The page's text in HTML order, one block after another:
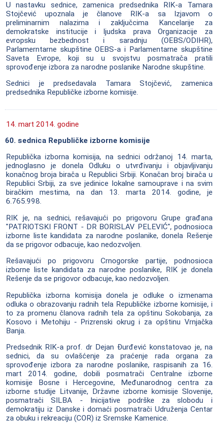
U nastavku sednice, zamenica predsednika RIK-a Tamara
Stojčević upoznala je članove RIK-a sa Izjavom o
preliminarnim nalazima i zaključcima Kancelarije za
demokratske institucije i ljudska prava Organizacije za
evropsku bezbednost i saradnju (OEBS/ODIHR),
Parlamerntarne skupštine OEBS-a i Parlamentarne skupštine
Saveta Evrope, koji su u svojstvu posmatrača pratili
sprovođenje izbora za narodne poslanike Narodne skupštine.
Sednici je predsedavala Tamara Stojčević, zamenica
predsednika Republičke izborne komisije.
14. mart 2014. godine
60. sednica Republičke izborne komisije
Republička izborna komisija, na sednici održanoj 14. marta,
jednoglasno je donela Odluku o utvrđivanju i objavljivanju
konačnog broja birača u Republici Srbiji. Konačan broj birača u
Republici Srbiji, za sve jedinice lokalne samouprave i na svim
biračkim mestima, na dan 13. marta 2014. godine, je
6.765.998.
RIK je, na sednici, rešavajući po prigovoru Grupe građana
"PATRIOTSKI FRONT - DR BORISLAV PELEVIĆ", podnosioca
izborne liste kandidata za narodne poslanike, donela Rešenje
da se prigovor odbacuje, kao nedozvoljen.
Rešavajući po prigovoru Crnogorske partije, podnosioca
izborne liste kandidata za narodne poslanike, RIK je donela
Rešenje da se prigovor odbacuje, kao nedozvoljen.
Republička izborna komisija donela je odluke o izmenama
odluka o obrazovanju radnih tela Republičke izborne komisije, i
to za promenu članova radnih tela za opštinu Sokobanja, za
Kosovo i Metohiju - Prizrenski okrug i za opštinu Vrnjačka
Banja.
Predsednik RIK-a prof. dr Dejan Đurđević konstatovao je, na
sednici, da su ovlašćenje za praćenje rada organa za
sprovođenje izbora za narodne poslanike, raspisanih za 16.
mart 2014. godine, dobili posmatrači Centralne izborne
komisije Bosne i Hercegovine, Međunarodnog centra za
izborne studije Litvanije, Državne izborne komisije Slovenije,
posmatrači SILBA - Inicijative podrške za slobodu i
demokratiju iz Danske i domaći posmatrači Udruženja Centar
za obuku i rekreaciju (COR) iz Sremske Kamenice.